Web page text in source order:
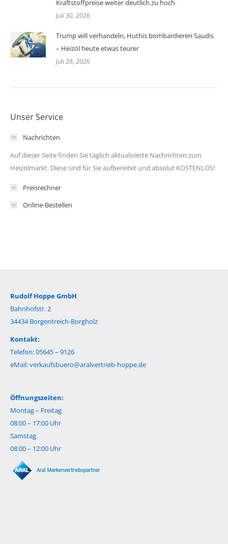
Kraftstoffpreise weiter deutlich zu hoch
Juli 30, 2026
Trump will verhandeln, Huthis bombardieren Saudis
– Heizöl heute etwas teurer
Juli 28, 2026
Unser Service
Nachrichten
Auf dieser Seite finden Sie täglich aktualisierte Nachrichten zum
Heizölmarkt. Diese sind für Sie aufbereitet und absolut KOSTENLOS!
Preisrechner
Online-Bestellen
Rudolf Hoppe GmbH
Bahnhofstr. 2
34434 Borgentreich-Borgholz
Kontakt:
Telefon: 05645 – 9126
eMail:verkaufsbuero@aralvertrieb-hoppe.de
Öffnungszeiten:
Montag – Freitag
08:00 – 17:00 Uhr
Samstag
08:00 – 12:00 Uhr